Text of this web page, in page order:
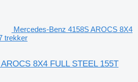
Mercedes-Benz 4158S AROCS 8X4
trekker
8X4 FULL STEEL 155T